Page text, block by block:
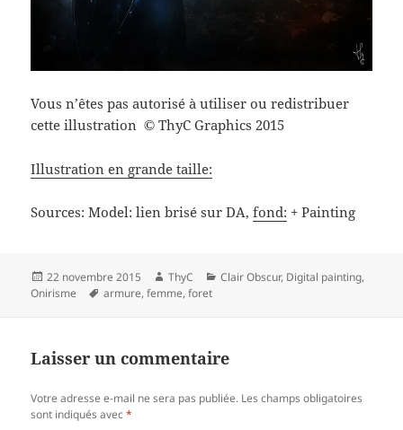
Vous n’êtes pas autorisé à utiliser ou redistribuer
cette illustration©ThyC Graphics 2015
Illustration en grande taille:
Sources: Model: lien brisé sur DA,fond: + Painting
Publié
le
22 novembre 2015 Auteur
ThyC Catégories
Clair Obscur, Digital painting,
Onirisme
Mots-
armure,femme,foret
Laisser un commentaire
Votre adresse e-mail ne sera pas publiée. Les champs obligatoires
sont indiqués avec*